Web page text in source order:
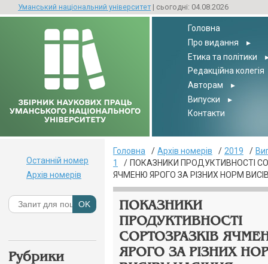
Уманський національний університет| сьогодні: 04.08.2026
Головна
Про видання
▸
Етика та політики
Редакційна колегія
Авторам
▸
Випуски
▸
Контакти
Головна Архів номерів 2019
1
ПОКАЗНИКИ ПРОДУКТИВНОСТІ
ЯЧМЕНЮ ЯРОГО ЗА РІЗНИХ НОРМ
ПОКАЗНИКИ
ПРОДУКТИВНОСТІ
СОРТОЗРАЗКІВ
ЯРОГО ЗА РІЗНИХ
Останній номер
Архів номерів
Рубрики